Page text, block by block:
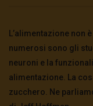
5 Agosto 2026 - LUD:4
0
152 0
L’alimentazione
numerosi sono gli
neuroni e la
alimentazione. La
zucchero. Ne